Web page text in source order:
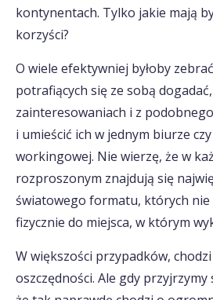
kontynentach. Tylko jakie mają
korzyści?
O wiele efektywniej byłoby
potrafiących się ze sobą
zainteresowaniach i z
i umieścić ich w jednym biurze
workingowej. Nie wierzę, że w
rozproszonym znajdują się
światowego formatu, których nie
fizycznie do miejsca, w którym
W większości przypadków,
oszczędności. Ale gdy przyjrzymy